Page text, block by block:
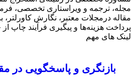
مجله، ترجمه و ویراستاری تخصصی،
مقاله درمجلات معتبر، نگارش کاورلتر،
پرداخت هزینه‌ها و پیگیری فرآیند
لینک های مهم
بازنگری و پاسخگویی در